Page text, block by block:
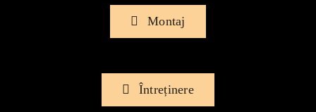
Montaj
Întreținere